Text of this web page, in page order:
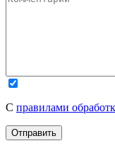
С правилами
Отправить